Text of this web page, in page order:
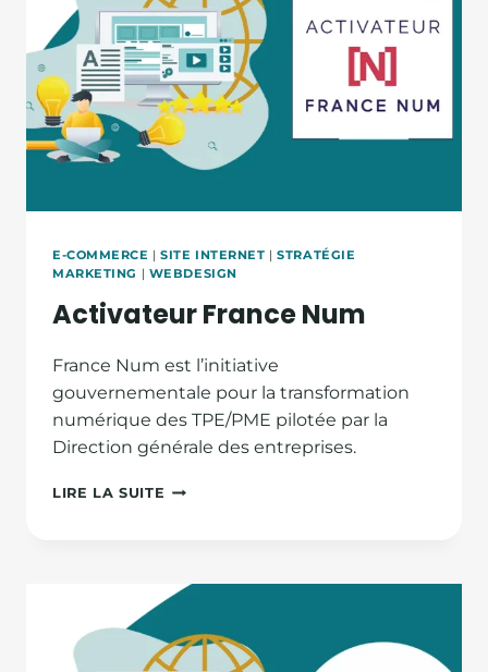
VOTRE
SITE
INTERNET
E-COMMERCE |SITE INTERNET |STRATÉGIE
MARKETING | WEBDESIGN
Activateur France Num
France Num est l’initiative
gouvernementale pour la transformation
numérique des TPE/PME pilotée par la
Direction générale des entreprises.
LIRE LA SUITE ACTIVATEUR